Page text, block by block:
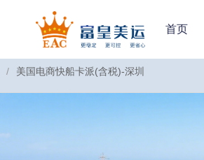
首页
/ 美国电商快船卡派(含税)-深圳